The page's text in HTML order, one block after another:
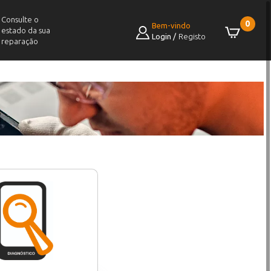
Consulte o
estado da sua
reparação
0
Bem-vindo
Login / Registo